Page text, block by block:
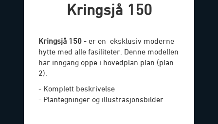
Kringsjå 150
Kringsjå 150 - er en eksklusiv moderne
hytte med alle fasiliteter. Denne modellen
har inngang oppe i hovedplan plan (plan
2).
- Komplett beskrivelse
- Plantegninger og illustrasjonsbilder